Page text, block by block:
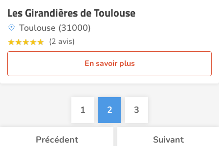
Les Girandières de Toulouse
Toulouse (31000)
(2 avis)
En savoir plus
1 2 3
Précédent Suivant